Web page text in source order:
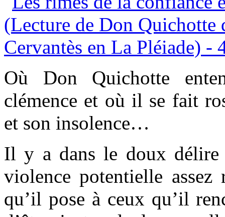
Où Don Quichotte
clémence et où il se fait
et son insolence…
Il y a dans le doux délire
violence potentielle assez
qu’il pose à ceux qu’il